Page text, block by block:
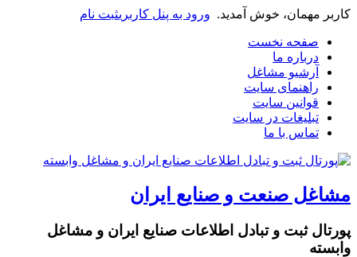
کاربر مهمان، خوش آمدید. ورود به پنل کاربریثبت نام
صفحه نخست
درباره ما
آرشیو مشاغل
راهنمای سایت
قوانین سایت
تبلیغات در سایت
تماس با ما
مشاغل صنعت و صنایع ایران
پورتال ثبت و تبادل اطلاعات صنایع ایران و مشاغل
وابسته